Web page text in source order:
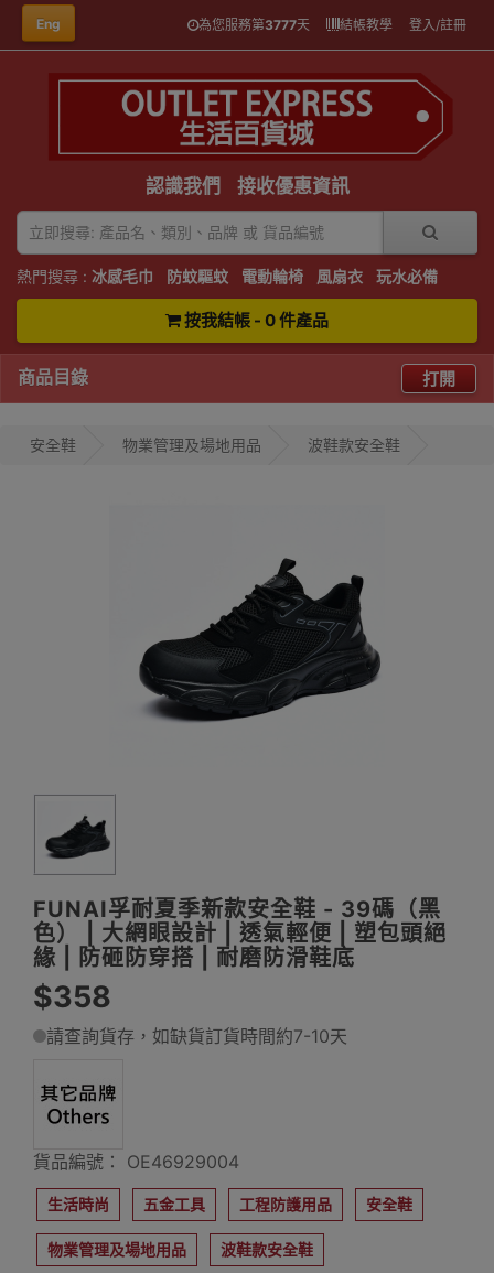
Eng 為您服務第3777天 結帳教學 登入/註冊
認識我們 接收優惠資訊
熱門搜尋 : 冰感毛巾 防蚊驅蚊 電動輪椅 風扇衣 玩水必備
按我結帳 - 0 件產品
商品目錄 打開
安全鞋 物業管理及場地用品 波鞋款安全鞋
FUNAI孚耐夏季新款安全鞋 - 39碼（黑
色） | 大網眼設計 | 透氣輕便 | 塑包頭絕
緣 | 防砸防穿搭 | 耐磨防滑鞋底
$358
請查詢貨存，如缺貨訂貨時間約7-10天
貨品編號： OE46929004
生活時尚 五金工具 工程防護用品 安全鞋
物業管理及場地用品 波鞋款安全鞋